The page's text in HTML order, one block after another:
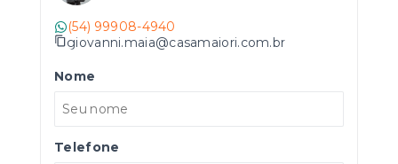
(54) 99908-4940
giovanni.maia@casamaiori.com.br
Nome
Telefone